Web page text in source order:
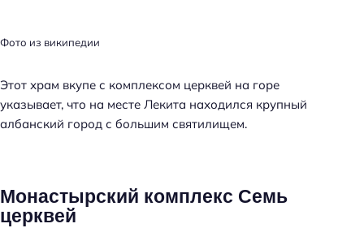
Фото из википедии
Этот храм вкупе с комплексом церквей на горе
указывает, что на месте Лекита находился крупный
албанский город с большим святилищем.
Монастырский комплекс Семь
церквей